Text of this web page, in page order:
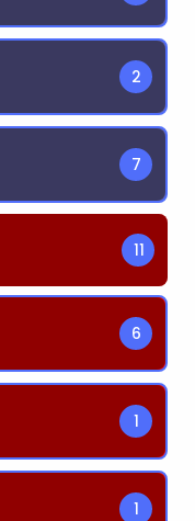
2
7
11
6
1
1